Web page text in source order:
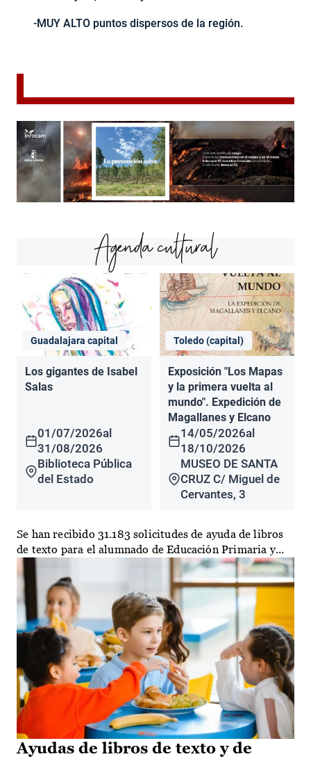
-MUY ALTO puntos dispersos de la región.
Agenda cultural
Guadalajara capital
Los gigantes de Isabel
Salas
01/07/2026al
31/08/2026
Biblioteca Pública
del Estado
Toledo (capital)
Exposición "Los Mapas
y la primera vuelta al
mundo". Expedición de
Magallanes y Elcano
14/05/2026al
18/10/2026
MUSEO DE SANTA
CRUZ C/ Miguel de
Cervantes, 3
Ayudas de libros de texto y de
Se han recibido 31.183 solicitudes de ayuda de libros
de texto para el alumnado de Educación Primaria y...